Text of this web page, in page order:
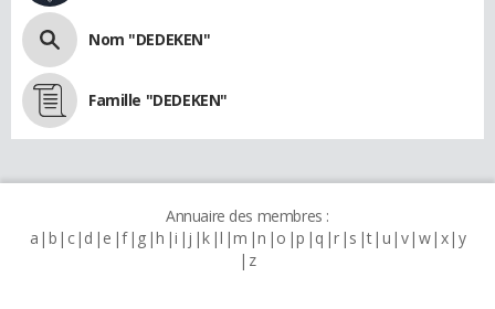
Nom "DEDEKEN"
Famille "DEDEKEN"
Annuaire des membres :
a b c d e f g h i j k l m n o p q r s t u v w x y
z